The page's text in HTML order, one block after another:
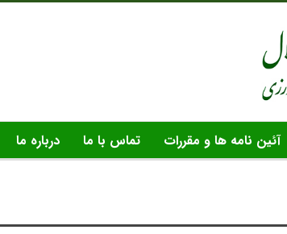
آئین نامه ها و مقررات تماس با ما درباره ما